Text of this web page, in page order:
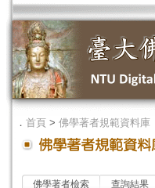
． 首頁 > 佛學著者規範資料庫
佛學著者檢索 查詢結果